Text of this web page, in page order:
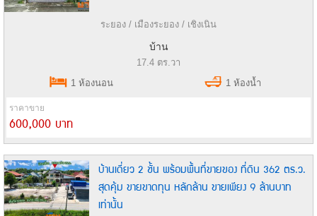
ระยอง / เมืองระยอง / เชิงเนิน
บ้าน
17.4 ตร.วา
1 ห้องนอน
1 ห้องน้ำ
ราคาขาย
600,000 บาท
บ้านเดี่ยว 2 ชั้น พร้อมพื้นที่ขายของ ที่ดิน 362 ตร.ว.
สุดคุ้ม ขายขาดทุน หลักล้าน ขายเพียง 9 ล้านบาท
เท่านั้น